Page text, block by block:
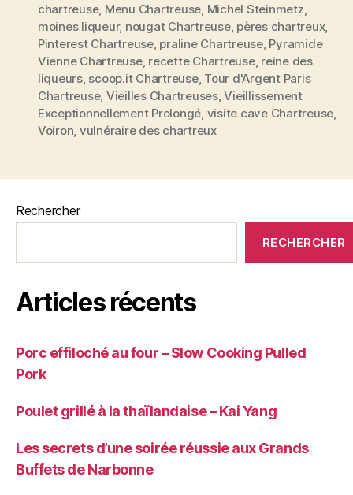
chartreuse, Menu Chartreuse, Michel Steinmetz,
moines liqueur, nougat Chartreuse, pères chartreux,
Pinterest Chartreuse, praline Chartreuse, Pyramide
Vienne Chartreuse, recette Chartreuse, reine des
liqueurs, scoop.it Chartreuse, Tour d'Argent Paris
Chartreuse, Vieilles Chartreuses,Vieillissement
Exceptionnellement Prolongé, visite cave Chartreuse,
Voiron, vulnéraire des chartreux
Rechercher
RECHERCHER
Articles récents
Porc effiloché au four – Slow Cooking Pulled
Pork
Poulet grillé à la thaïlandaise – Kai Yang
Les secrets d’une soirée réussie aux Grands
Buffets de Narbonne